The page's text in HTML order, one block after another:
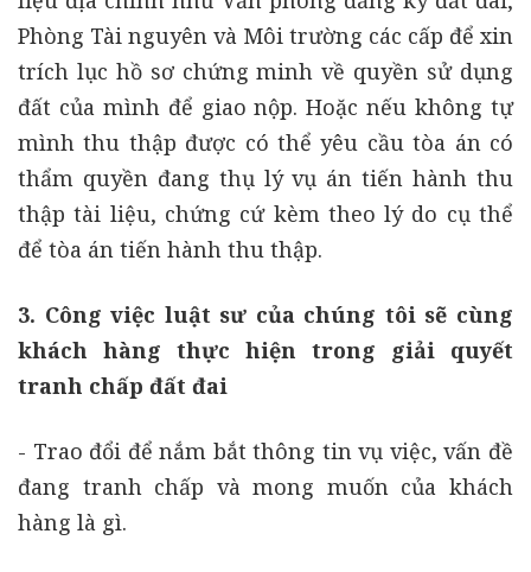
Phòng Tài nguyên và Môi trường các cấp để xin
trích lục hồ sơ chứng minh về quyền sử dụng
đất của mình để giao nộp. Hoặc nếu không tự
mình thu thập được có thể yêu cầu tòa án có
thẩm quyền đang thụ lý vụ án tiến hành thu
thập tài liệu, chứng cứ kèm theo lý do cụ thể
để tòa án tiến hành thu thập.
3. Công việc luật sư của chúng tôi sẽ cùng
khách hàng thực hiện trong giải quyết
tranh chấp đất đai
- Trao đổi để nắm bắt thông tin vụ việc, vấn đề
đang tranh chấp và mong muốn của khách
hàng là gì.